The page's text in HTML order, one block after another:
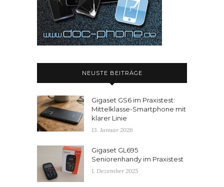
NEUSTE BEITRÄGE
Gigaset GS6 im Praxistest:
Mittelklasse-Smartphone mit
klarer Linie
13. Januar 2026
Gigaset GL695
Seniorenhandy im Praxistest
1. Dezember 2025